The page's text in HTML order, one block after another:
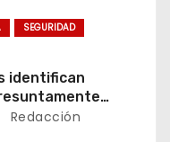
SEGURIDAD
identifican
hurtos en
de
Redacción